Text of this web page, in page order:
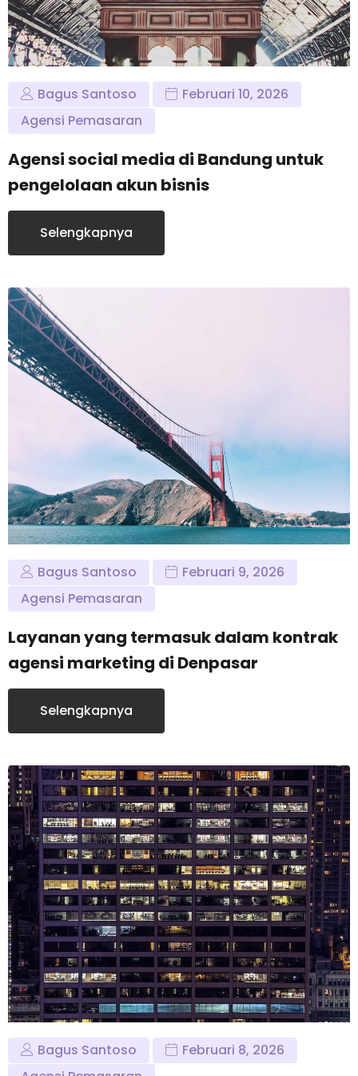
Bagus Santoso
Februari 10, 2026
Agensi Pemasaran
Agensi social media di Bandung untuk
pengelolaan akun bisnis
Selengkapnya
Bagus Santoso
Februari 9, 2026
Agensi Pemasaran
Layanan yang termasuk dalam kontrak
agensi marketing di Denpasar
Selengkapnya
Bagus Santoso
Februari 8, 2026